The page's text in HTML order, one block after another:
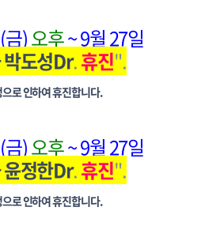
)오후~ 9월 27일
도성Dr.휴진".
로 인하여 휴진합니다.
)오후~ 9월 27일
정한Dr.휴진".
로 인하여 휴진합니다.